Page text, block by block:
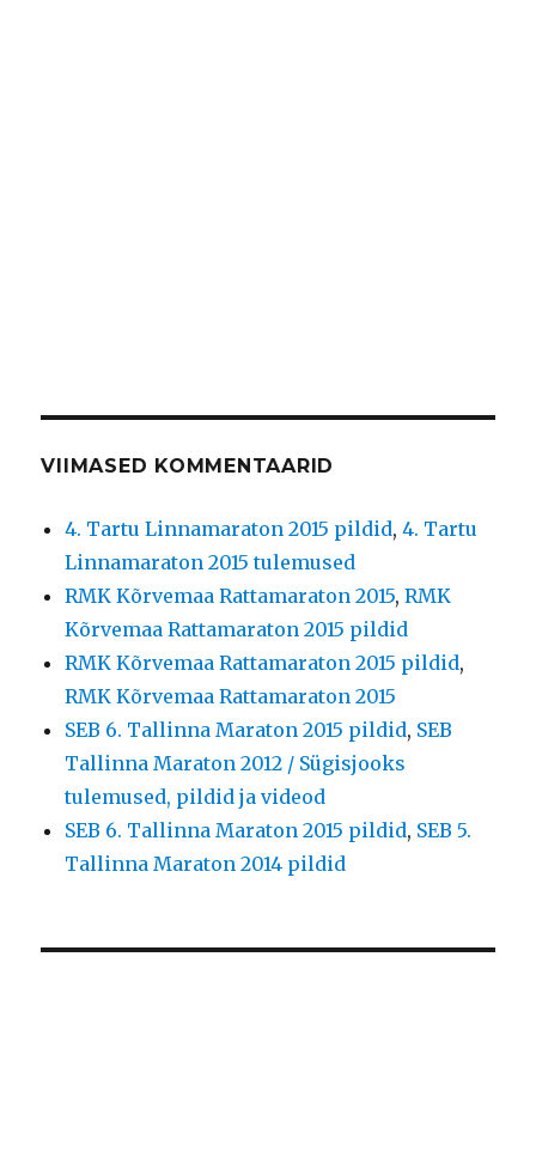
VIIMASED KOMMENTAARID
4. Tartu Linnamaraton 2015 pildid,4. Tartu
Linnamaraton 2015 tulemused
RMK Kõrvemaa Rattamaraton 2015,RMK
Kõrvemaa Rattamaraton 2015 pildid
RMK Kõrvemaa Rattamaraton 2015 pildid,
RMK Kõrvemaa Rattamaraton 2015
SEB 6. Tallinna Maraton 2015 pildid, SEB
Tallinna Maraton 2012 / Sügisjooks
tulemused, pildid ja videod
SEB 6. Tallinna Maraton 2015 pildid, SEB 5.
Tallinna Maraton 2014 pildid